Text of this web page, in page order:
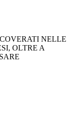
NELLE
OLTRE A